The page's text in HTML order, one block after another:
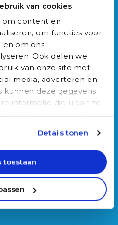
van cookies
om content en
om functies voor
en om ons
Ook delen we
van onze site met
media, adverteren en
kunnen deze gegevens
informatie die u aan ze
Details tonen
toestaan